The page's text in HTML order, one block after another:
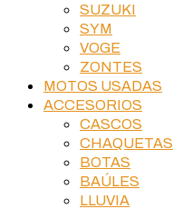
SUZUKI
SYM
VOGE
ZONTES
MOTOS USADAS
ACCESORIOS
CASCOS
CHAQUETAS
BOTAS
BAÚLES
LLUVIA